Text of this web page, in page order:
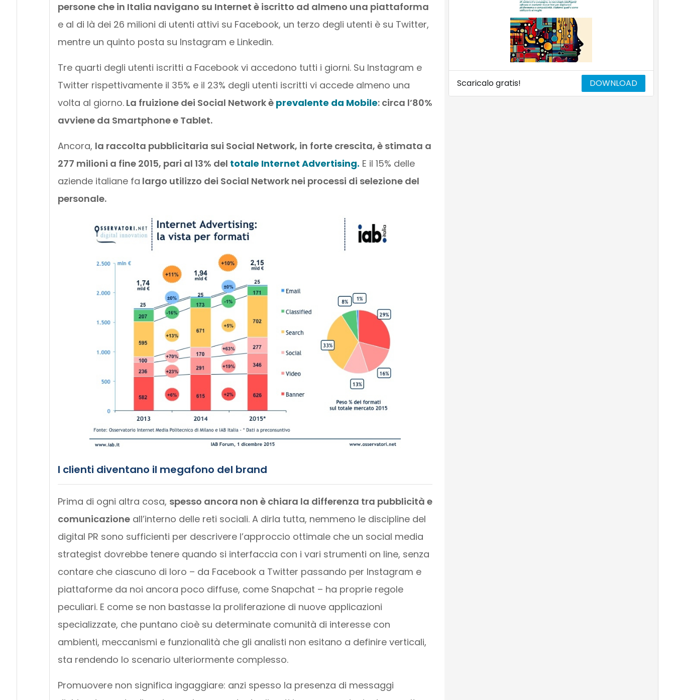
persone che in Italia navigano su Internet è iscritto ad almeno una piattaforma
e al di là dei 26 milioni di utenti attivi su Facebook, un terzo degli utenti è su Twitter,
mentre un quinto posta su Instagram e Linkedin.
Tre quarti degli utenti iscritti a Facebook vi accedono tutti i giorni. Su Instagram e
Twitter rispettivamente il 35% e il 23% degli utenti iscritti vi accede almeno una
volta al giorno.La fruizione dei Social Network è prevalente da Mobile: circa l’80%
avviene da Smartphone e Tablet.
Ancora, la raccolta pubblicitaria sui Social Network, in forte crescita, è stimata a
277 milioni a fine 2015, pari al 13% del totale Internet Advertising. E il 15% delle
aziende italiane fa largo utilizzo dei Social Network nei processi di selezione del
personale.
I clienti diventano il megafono del brand
Prima di ogni altra cosa, spesso ancora non è chiara la differenza tra pubblicità e
comunicazioneall’interno delle reti sociali. A dirla tutta, nemmeno le discipline del
digital PR sono sufficienti per descrivere l’approccio ottimale che un social media
strategist dovrebbe tenere quando si interfaccia con i vari strumenti on line, senza
contare che ciascuno di loro – da Facebook a Twitter passando per Instagram e
piattaforme da noi ancora poco diffuse, come Snapchat – ha proprie regole
peculiari. E come se non bastasse la proliferazione di nuove applicazioni
specializzate, che puntano cioè su determinate comunità di interesse con
ambienti, meccanismi e funzionalità che gli analisti non esitano a definire verticali,
sta rendendo lo scenario ulteriormente complesso.
Promuovere non significa ingaggiare: anzi spesso la presenza di messaggi
Scaricalo gratis! DOWNLOAD